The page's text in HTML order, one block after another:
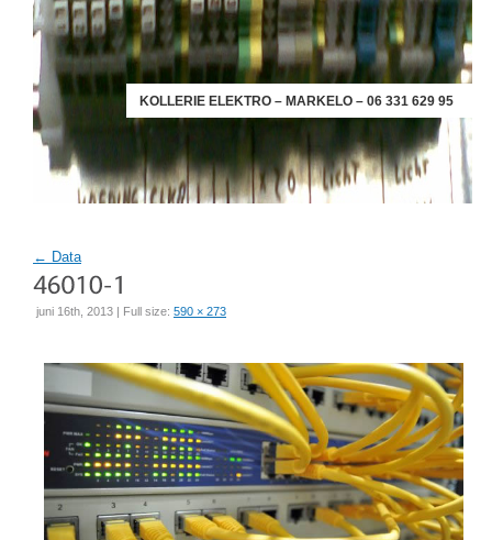
KOLLERIE ELEKTRO – MARKELO – 06 331 629 95
← Data
juni 16th, 2013 | Full size: 590 × 273